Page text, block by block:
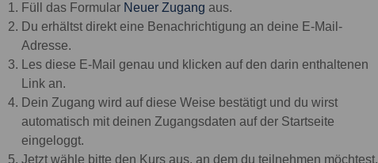
Füll das Formular Neuer Zugang aus.
Du erhältst direkt eine Benachrichtigung an deine E-Mail-
Adresse.
Les diese E-Mail genau und klicken auf den darin enthaltenen
Link an.
Dein Zugang wird auf diese Weise bestätigt und du wirst
automatisch mit deinen Zugangsdaten auf der Startseite
eingeloggt.
Jetzt wähle bitte den Kurs aus, an dem du teilnehmen möchtest.